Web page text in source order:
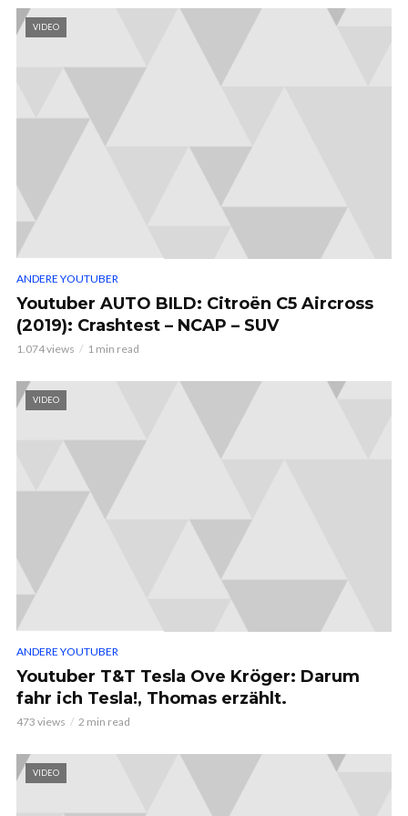
VIDEO
ANDERE YOUTUBER
Youtuber AUTO BILD: Citroën C5 Aircross
(2019): Crashtest – NCAP – SUV
1.074 views 1 min read
VIDEO
ANDERE YOUTUBER
Youtuber T&T Tesla Ove Kröger: Darum
fahr ich Tesla!, Thomas erzählt.
473 views 2 min read
VIDEO